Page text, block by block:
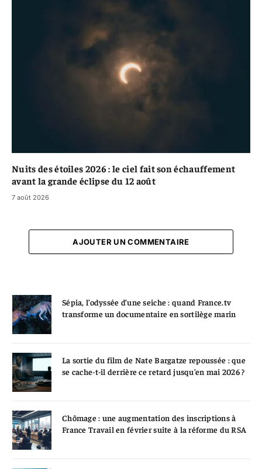
Nuits des étoiles 2026 : le ciel fait son échauffement
avant la grande éclipse du 12 août
7 août 2026
AJOUTER UN COMMENTAIRE
Sépia, l’odyssée d’une seiche : quand France.tv
transforme un documentaire en sortilège marin
La sortie du film de Nate Bargatze repoussée : que
se cache-t-il derrière ce retard jusqu’en mai 2026 ?
Chômage : une augmentation des inscriptions à
France Travail en février suite à la réforme du RSA